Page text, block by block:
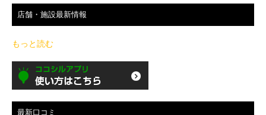
店舗・施設最新情報
もっと読む
最新口コミ